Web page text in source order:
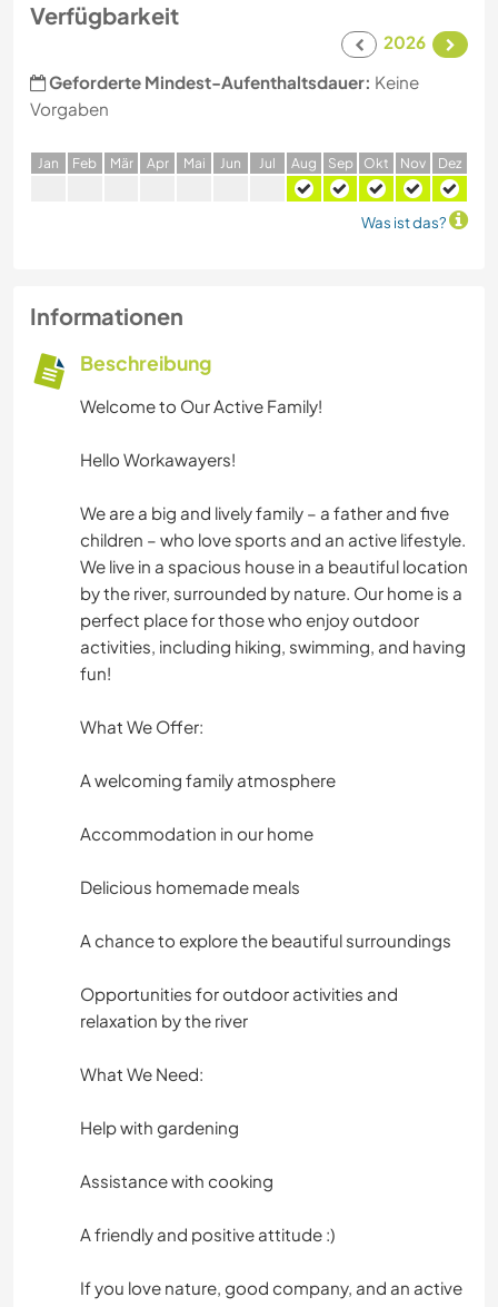
Verfügbarkeit
2026
Geforderte Mindest-Aufenthaltsdauer: Keine
Vorgaben
Jan Feb Mär Apr Mai Jun Jul Aug Sep Okt Nov Dez
Was ist das?
Informationen
Beschreibung
Welcome to Our Active Family!
Hello Workawayers!
We are a big and lively family – a father and five
children – who love sports and an active lifestyle.
We live in a spacious house in a beautiful location
by the river, surrounded by nature. Our home is a
perfect place for those who enjoy outdoor
activities, including hiking, swimming, and having
fun!
What We Offer:
A welcoming family atmosphere
Accommodation in our home
Delicious homemade meals
A chance to explore the beautiful surroundings
Opportunities for outdoor activities and
relaxation by the river
What We Need:
Help with gardening
Assistance with cooking
A friendly and positive attitude :)
If you love nature, good company, and an active